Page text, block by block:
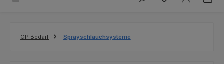
OP Bedarf Sprayschlauchsysteme